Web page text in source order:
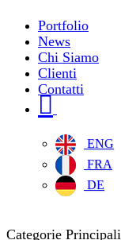
Portfolio
News
Chi Siamo
Clienti
Contatti
ENG
FRA
DE
Categorie Principali